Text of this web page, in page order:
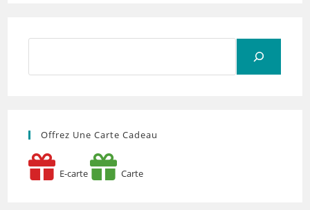
Offrez Une Carte Cadeau
E-carte Carte